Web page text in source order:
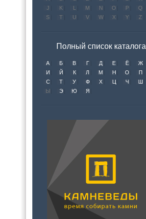
J
K L M N O P Q
S
T U V W X Y Z
Полный список каталога
А Б В Г Д Е Ё Ж
И
Й К Л М Н О П
С
Т У Ф Х Ц Ч Ш
Ы
Э Ю Я